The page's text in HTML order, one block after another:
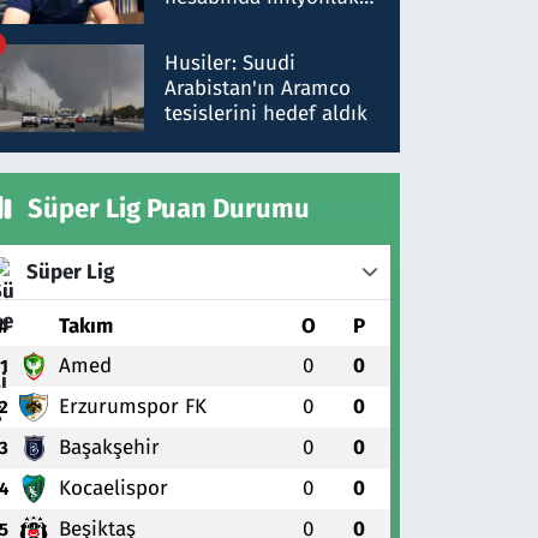
talimat verdi, ben
gönderdim
Husiler: Suudi
Arabistan'ın Aramco
tesislerini hedef aldık
Süper Lig Puan Durumu
Süper Lig
Takım O P
1 Amed 0 0
2 Erzurumspor FK 0 0
3 Başakşehir 0 0
4 Kocaelispor 0 0
5 Beşiktaş 0 0